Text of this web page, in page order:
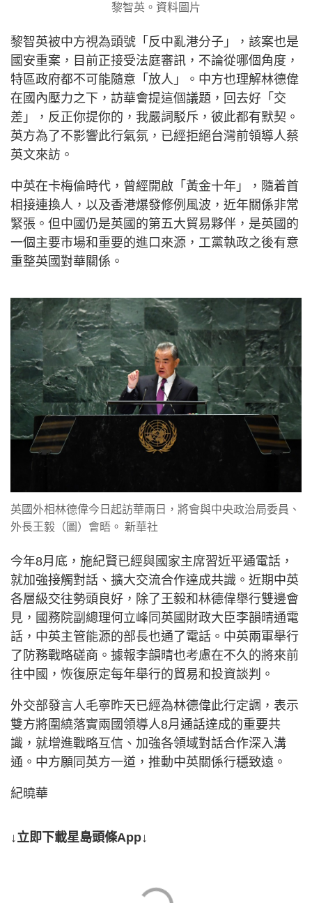
黎智英。資料圖片
黎智英被中方視為頭號「反中亂港分子」，該案也是
國安重案，目前正接受法庭審訊，不論從哪個角度，
特區政府都不可能隨意「放人」。中方也理解林德偉
在國內壓力之下，訪華會提這個議題，回去好「交
差」，反正你提你的，我嚴詞駁斥，彼此都有默契。
英方為了不影響此行氣氛，已經拒絕台灣前領導人蔡
英文來訪。
中英在卡梅倫時代，曾經開啟「黃金十年」，隨着首
相接連換人，以及香港爆發修例風波，近年關係非常
緊張。但中國仍是英國的第五大貿易夥伴，是英國的
一個主要市場和重要的進口來源，工黨執政之後有意
重整英國對華關係。
英國外相林德偉今日起訪華兩日，將會與中央政治局委員、
外長王毅（圖）會晤。 新華社
今年8月底，施紀賢已經與國家主席習近平通電話，
就加強接觸對話、擴大交流合作達成共識。近期中英
各層級交往勢頭良好，除了王毅和林德偉舉行雙邊會
見，國務院副總理何立峰同英國財政大臣李韻晴通電
話，中英主管能源的部長也通了電話。中英兩軍舉行
了防務戰略磋商。據報李韻晴也考慮在不久的將來前
往中國，恢復原定每年舉行的貿易和投資談判。
外交部發言人毛寧昨天已經為林德偉此行定調，表示
雙方將圍繞落實兩國領導人8月通話達成的重要共
識，就增進戰略互信、加強各領域對話合作深入溝
通。中方願同英方一道，推動中英關係行穩致遠。
紀曉華
↓立即下載星島頭條App↓